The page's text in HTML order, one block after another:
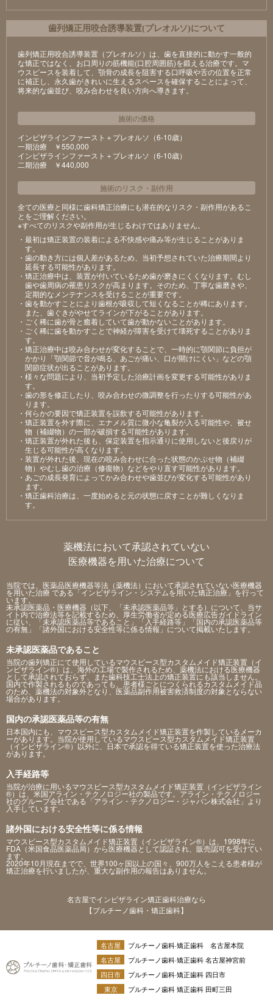
⻭列矯正⽤咬合誘導装置(プレオルソ)について
歯列矯正用咬合誘導装置（プレオルソ）は、歯を直接的に動かす一般的
な矯正ではなく、お口周りの筋機能(口腔周囲筋)を鍛える治療です。マ
ウスピースを装着して、顎骨の成長を阻害する口呼吸や舌の位置を正常
に補正し、永久歯がきれいに生えるスペースを確保することによって、
将来的な歯並び、咬み合わせを良い方向へ導きます。
施術の価格
インビザラインファースト＋プレオルソ（6-10歳）
⼀期治療 ￥550,000
インビザラインファースト＋プレオルソ（6-10歳）
⼆期治療 ￥440,000
施術のリスク ・ 副作用
全ての医療と同様に歯科矯正治療にも潜在的なリスク・副作用があるこ
とをご理解ください。
※すべてのリスクや副作用が生じるわけではありません。
・最初は矯正装置の装着による不快感や痛み等が⽣じることがありま
す。
・⻭の動き⽅には個⼈差があるため、当初予想されていた治療期間より
延⻑する可能性があります。
・矯正治療中は、装置が付いているため⻭が磨きにくくなります。むし
⻭や⻭周病の罹患リスクが⾼まります。そのため、丁寧な⻭磨きや、
定期的なメンテナンスを受けることが重要です。
・⻭を動かすことにより⻭根が吸収して短くなることが稀にあります。
また、⻭ぐきがやせてラインが下がることがあります。
・ごく稀に⻭が⾻と癒着していて⻭が動かないことがあります。
・ごく稀に⻭を動かすことで神経が障害を受けて壊死することがありま
す。
・矯正治療中は咬み合わせが変化することで、⼀時的に顎関節に負担が
かかり「顎関節で⾳が鳴る、あごが痛い、⼝が開けにくい」などの顎
関節症状が出ることがあります。
・様々な問題により、当初予定した治療計画を変更する可能性がありま
す。
・⻭の形を修正したり、咬み合わせの微調整を⾏ったりする可能性があ
ります。
・何らかの要因で矯正装置を誤飲する可能性があります。
・矯正装置を外す際に、エナメル質に微⼩な⻲裂が⼊る可能性や、被せ
物（補綴物）の⼀部が破損する可能性があります。
・矯正装置が外れた後も、保定装置を指⽰通りに使⽤しないと後戻りが
⽣じる可能性が⾼くなります。
・装置が外れた後、現在の咬み合わせに合った状態のかぶせ物（補綴
物）やむし⻭の治療（修復物）などをやり直す可能性があります。
・あごの成⻑発育によってかみ合わせや⻭並びが変化する可能性があり
ます。
・矯正⻭科治療は、⼀度始めると元の状態に戻すことが難しくなりま
す。
薬機法において承認されていない
医療機器を用いた治療について
当院では、医薬品医療機器等法（薬機法）において承認されていない医療機器
を用いた治療 である「インビザライン・システムを用いた矯正治療」を行って
います。
未承認医薬品・医療機器（以下、「未承認医薬品等」とする）について、当サ
イト内で治療法等を記載するため、厚生労働省が定める医療広告ガイドライン
に従い、「未承認医薬品等であること」「入手経路等」「国内の承認医薬品等
の有無」「諸外国における安全性等に係る情報」について掲載いたします。
未承認医薬品であること
当院の歯列矯正にて使用しているマウスピース型カスタムメイド矯正装置（イ
ンビザライン®）は、海外の工場で製作されるため、薬機法における医療機器
として承認されておらず、また歯科技工士法上の矯正装置にも該当しません。
国内で作製されるものであっても、患者様ごとにつくられるカスタムメイド品
のため、薬機法の対象外となり、医薬品副作用被害救済制度の対象とならない
場合があります。
国内の承認医薬品等の有無
日本国内にも、マウスピース型カスタムメイド矯正装置を作製しているメーカ
ーがあります。当院が使用しているマウスピース型カスタムメイド矯正装置
（インビザライン®）以外に、日本で承認を得ている矯正装置を使った治療法
があります。
入手経路等
当院が治療に用いるマウスピース型カスタムメイド矯正装置（インビザライン
®）は、米国アライン・テクノロジー社の製品です。アライン・テクノロジー
社のグループ会社である「アライン・テクノロジー・ジャパン株式会社」より
入手しています。
諸外国における安全性等に係る情報
マウスピース型カスタムメイド矯正装置（インビザライン®）は、1998年に
FDA（米国食品医薬品局）から医療機器として認証され、販売認可を受けてい
ます。
2020年10月現在までで、世界100ヶ国以上の国々、900万人をこえる患者様が
矯正治療を行いましたが、重大な副作用の報告はありません。
名古屋でインビザライン矯正歯科治療なら
【プルチーノ歯科・矯正歯科】
名古屋
プルチーノ歯科·矯正歯科 名古屋本院
名古屋
プルチーノ歯科·矯正歯科 名古屋神宮前
四日市
プルチーノ歯科·矯正歯科 四日市
東京
プルチーノ歯科 矯正歯科 田町三田